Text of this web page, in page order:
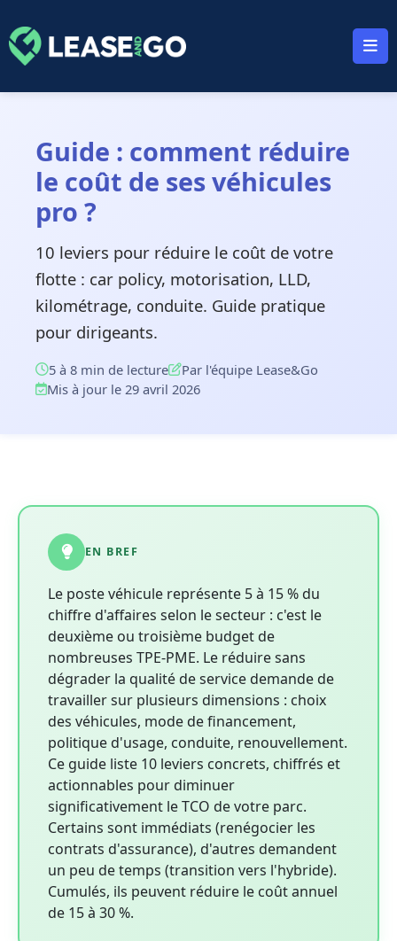
Guide : comment réduire
le coût de ses véhicules
pro ?
10 leviers pour réduire le coût de votre
flotte : car policy, motorisation, LLD,
kilométrage, conduite. Guide pratique
pour dirigeants.
5 à 8 min de lecture
Par l'équipe Lease&Go
Mis à jour le 29 avril 2026
EN BREF
Le poste véhicule représente 5 à 15 % du
chiffre d'affaires selon le secteur : c'est le
deuxième ou troisième budget de
nombreuses TPE-PME. Le réduire sans
dégrader la qualité de service demande de
travailler sur plusieurs dimensions : choix
des véhicules, mode de financement,
politique d'usage, conduite, renouvellement.
Ce guide liste 10 leviers concrets, chiffrés et
actionnables pour diminuer
significativement le TCO de votre parc.
Certains sont immédiats (renégocier les
contrats d'assurance), d'autres demandent
un peu de temps (transition vers l'hybride).
Cumulés, ils peuvent réduire le coût annuel
de 15 à 30 %.